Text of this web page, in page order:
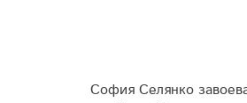
София Селянко